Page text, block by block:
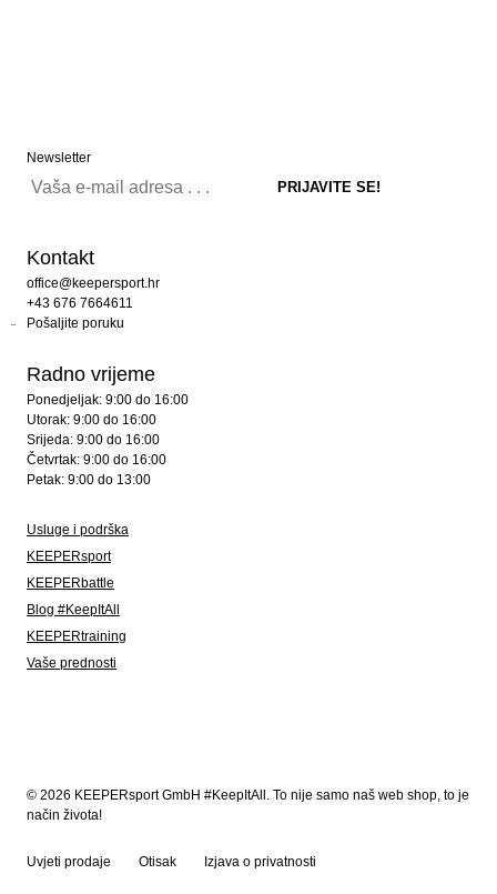
Newsletter
Kontakt
office@keepersport.hr
+43 676 7664611
Pošaljite poruku
Radno vrijeme
Ponedjeljak: 9:00 do 16:00
Utorak: 9:00 do 16:00
Srijeda: 9:00 do 16:00
Četvrtak: 9:00 do 16:00
Petak: 9:00 do 13:00
Usluge i podrška
KEEPERsport
KEEPERbattle
Blog #KeepItAll
KEEPERtraining
Vaše prednosti
© 2026 KEEPERsport GmbH #KeepItAll. To nije samo naš web shop, to je
način života!
Uvjeti prodaje Otisak Izjava o privatnosti